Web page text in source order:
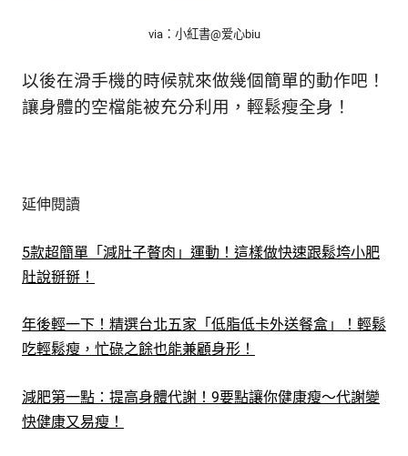
via：小紅書@爱心biu
以後在滑手機的時候就來做幾個簡單的動作吧！
讓身體的空檔能被充分利用，輕鬆瘦全身！
延伸閱讀
5款超簡單「減肚子贅肉」運動！這樣做快速跟鬆垮小肥
肚說掰掰！
年後輕一下！精選台北五家「低脂低卡外送餐盒」！輕鬆
吃輕鬆瘦，忙碌之餘也能兼顧身形！
減肥第一點：提高身體代謝！9要點讓你健康瘦～代謝變
快健康又易瘦！